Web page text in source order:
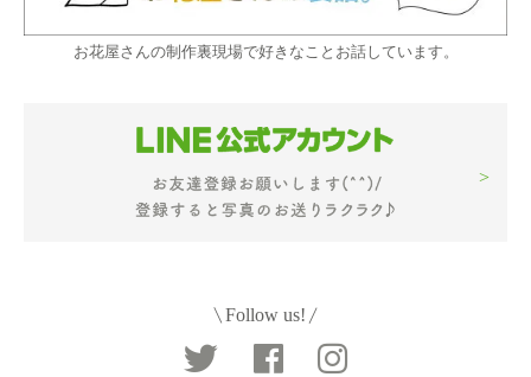
お花屋さんの制作裏現場で好きなことお話しています。
Follow us!